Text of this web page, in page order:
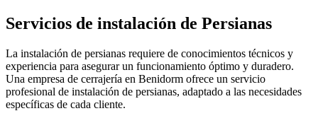
Servicios de instalación de Persianas
La instalación de persianas requiere de conocimientos técnicos y
experiencia para asegurar un funcionamiento óptimo y duradero.
Una empresa de cerrajería en Benidorm ofrece un servicio
profesional de instalación de persianas, adaptado a las necesidades
específicas de cada cliente.